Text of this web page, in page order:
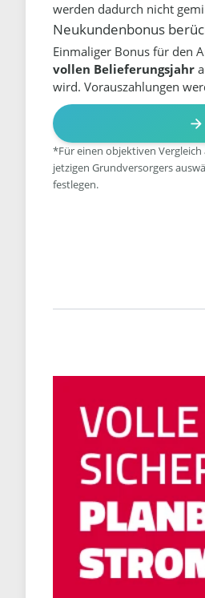
werden dadurch nicht
Neukundenbonus
Einmaliger Bonus für den
vollen Belieferungsjahr
wird. Vorauszahlungen
*Für einen objektiven
jetzigen Grundversorgers
festlegen.